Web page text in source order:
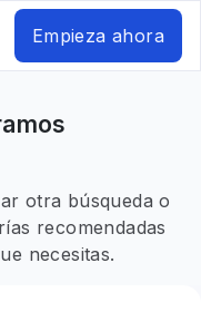
Empieza ahora
otra búsqueda o
recomendadas
necesitas.